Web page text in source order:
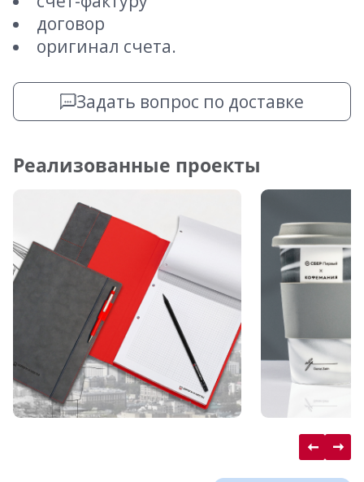
договор
оригинал счета.
Задать вопрос по доставке
Реализованные проекты